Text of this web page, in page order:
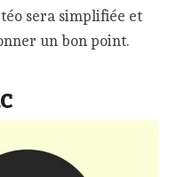
sera simplifiée et
un bon point.